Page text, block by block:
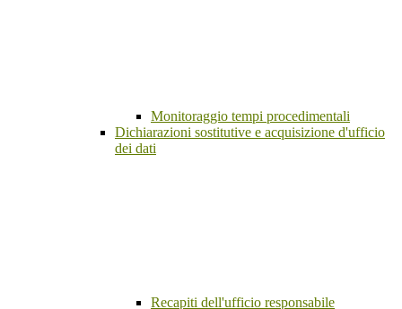
Monitoraggio tempi procedimentali
Dichiarazioni sostitutive e acquisizione d'ufficio
dei dati
Recapiti dell'ufficio responsabile